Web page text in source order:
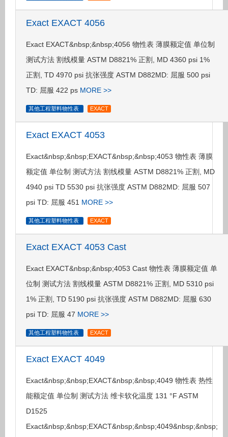
Exact EXACT 4056
Exact EXACT&nbsp;&nbsp;4056 物性表 薄膜额定值 单位制
测试方法 割线模量 ASTM D8821% 正割, MD 4360 psi 1%
正割, TD 4970 psi 抗张强度 ASTM D882MD: 屈服 500 psi
TD: 屈服 422 ps MORE >>
其他工程塑料物性表 EXACT
Exact EXACT 4053
Exact&nbsp;&nbsp;EXACT&nbsp;&nbsp;4053 物性表 薄膜
额定值 单位制 测试方法 割线模量 ASTM D8821% 正割, MD
4940 psi TD 5530 psi 抗张强度 ASTM D882MD: 屈服 507
psi TD: 屈服 451 MORE >>
其他工程塑料物性表 EXACT
Exact EXACT 4053 Cast
Exact EXACT&nbsp;&nbsp;4053 Cast 物性表 薄膜额定值 单
位制 测试方法 割线模量 ASTM D8821% 正割, MD 5310 psi
1% 正割, TD 5190 psi 抗张强度 ASTM D882MD: 屈服 630
psi TD: 屈服 47 MORE >>
其他工程塑料物性表 EXACT
Exact EXACT 4049
Exact&nbsp;&nbsp;EXACT&nbsp;&nbsp;4049 物性表 热性
能额定值 单位制 测试方法 维卡软化温度 131 °F ASTM
D1525
Exact&nbsp;&nbsp;EXACT&nbsp;&nbsp;4049&nbsp;&nbsp;